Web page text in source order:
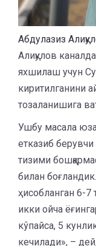
Абдулазиз
Алиқулов
яхшилаш учун
киритилганини
тозаланишига
Ушбу масала
етказиб
тизими
билан
ҳисобланган 6-7
икки ойча
кўпайса, 5
кечилади», –